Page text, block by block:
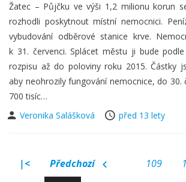
Žatec – Půjčku ve výši 1,2 milionu korun
rozhodli poskytnout místní nemocnici.
vybudování odběrové stanice krve.
k 31. červenci. Splácet městu ji bude
rozpisu až do poloviny roku 2015. Částky
aby neohrozily fungování nemocnice, do 30.
700 tisíc…
Veronika Salášková
před 13 lety
|< Předchozí 109